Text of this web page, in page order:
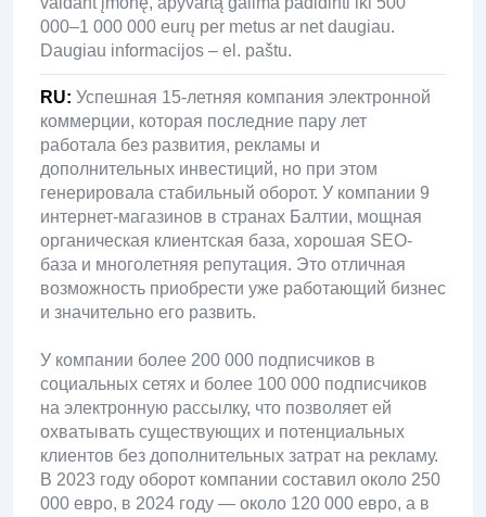
000–1 000 000 eurų per metus ar net daugiau.
Daugiau informacijos – el. paštu.
RU: Успешная 15-летняя компания электронной
коммерции, которая последние пару лет
работала без развития, рекламы и
дополнительных инвестиций, но при этом
генерировала стабильный оборот. У компании 9
интернет-магазинов в странах Балтии, мощная
органическая клиентская база, хорошая SEO-
база и многолетняя репутация. Это отличная
возможность приобрести уже работающий бизнес
и значительно его развить.
У компании более 200 000 подписчиков в
социальных сетях и более 100 000 подписчиков
на электронную рассылку, что позволяет ей
охватывать существующих и потенциальных
клиентов без дополнительных затрат на рекламу.
В 2023 году оборот компании составил около 250
000 евро, в 2024 году — около 120 000 евро, а в